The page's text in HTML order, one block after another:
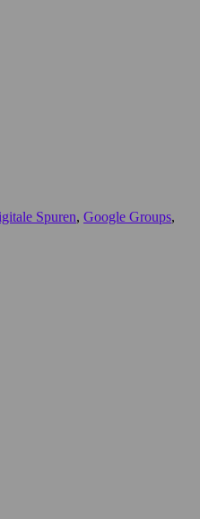
Spuren, Google Groups,